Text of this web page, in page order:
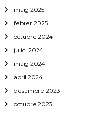
maig 2025
febrer 2025
octubre 2024
juliol 2024
maig 2024
abril 2024
desembre 2023
octubre 2023